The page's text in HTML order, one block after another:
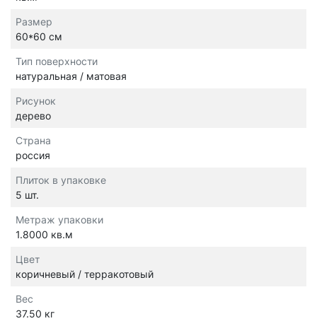
Размер
60*60 см
Тип поверхности
натуральная / матовая
Рисунок
дерево
Страна
россия
Плиток в упаковке
5 шт.
Метраж упаковки
1.8000 кв.м
Цвет
коричневый / терракотовый
Вес
37.50 кг